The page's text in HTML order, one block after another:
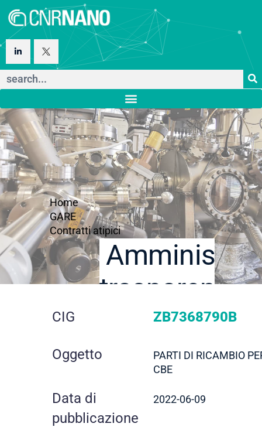
Home
GARE
Contratti atipici
trasparente
dettaglio
gara
CIG ZB7368790B
Oggetto
PARTI DI RICAMBIO
CBE
Data di
pubblicazione
2022-06-09